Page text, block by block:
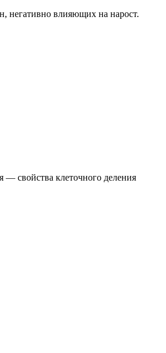
негативно влияющих на нарост.
свойства клеточного деления